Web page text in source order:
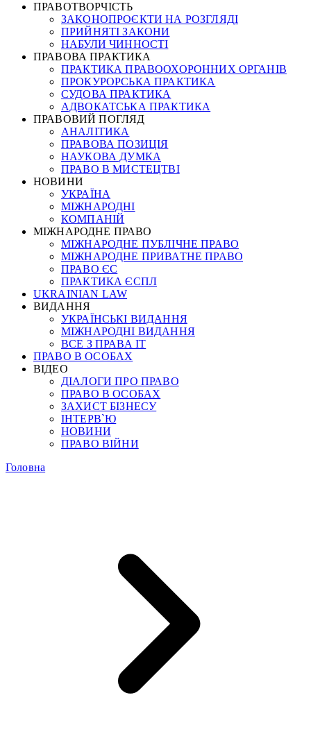
ПРАВОТВОРЧІСТЬ
ЗАКОНОПРОЄКТИ НА РОЗГЛЯДІ
ПРИЙНЯТІ ЗАКОНИ
НАБУЛИ ЧИННОСТІ
ПРАВОВА ПРАКТИКА
ПРАКТИКА ПРАВООХОРОННИХ ОРГАНІВ
ПРОКУРОРСЬКА ПРАКТИКА
СУДОВА ПРАКТИКА
АДВОКАТСЬКА ПРАКТИКА
ПРАВОВИЙ ПОГЛЯД
АНАЛІТИКА
ПРАВОВА ПОЗИЦІЯ
НАУКОВА ДУМКА
ПРАВО В МИСТЕЦТВІ
НОВИНИ
УКРАЇНА
МІЖНАРОДНІ
КОМПАНІЙ
МІЖНАРОДНЕ ПРАВО
МІЖНАРОДНЕ ПУБЛІЧНЕ ПРАВО
МІЖНАРОДНЕ ПРИВАТНЕ ПРАВО
ПРАВО ЄС
ПРАКТИКА ЄСПЛ
UKRAINIAN LAW
ВИДАННЯ
УКРАЇНСЬКІ ВИДАННЯ
МІЖНАРОДНІ ВИДАННЯ
ВСЕ З ПРАВА ІТ
ПРАВО В ОСОБАХ
ВІДЕО
ДІАЛОГИ ПРО ПРАВО
ПРАВО В ОСОБАХ
ЗАХИСТ БІЗНЕСУ
ІНТЕРВ`Ю
НОВИНИ
ПРАВО ВІЙНИ
Головна